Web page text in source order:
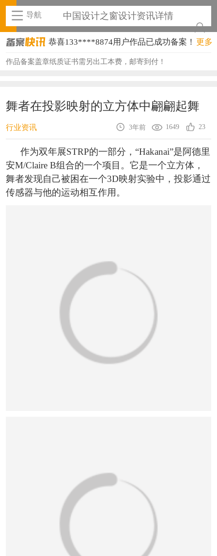
导航 中国设计之窗设计资讯详情
恭喜133****8874用户作品已成功备案！
恭喜138****8638用户作品已成功备案！
恭喜136****9807用户作品已成功备案！
恭喜159****4930用户作品已成功备案！
恭喜150****6483用户作品已成功备案！
恭喜131****2473用户作品已成功备案！
恭喜159****4201用户作品已成功备案！
更多
作品备案盖章纸质证书需另出工本费，邮寄到付！
舞者在投影映射的立方体中翩翩起舞
行业资讯 3年前 1649 23
作为双年展STRP的一部分，“Hakanai”是阿德里
安M/Claire B组合的一个项目。它是一个立方体，
舞者发现自己被困在一个3D映射实验中，投影通过
传感器与他的运动相互作用。